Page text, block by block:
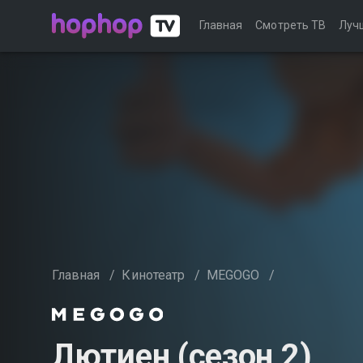
Главная Смотреть ТВ
Главная / Кинотеатр / MEGOGO /